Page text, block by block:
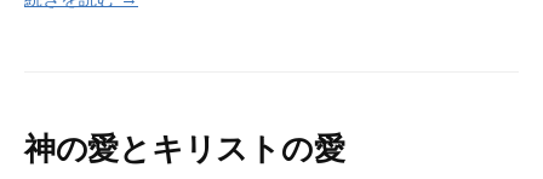
神の愛とキリストの愛